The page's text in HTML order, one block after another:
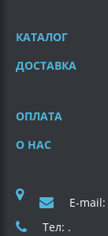
КАТАЛОГ
ДОСТАВКА
ОПЛАТА
О НАС
E-mail:
Тел: .